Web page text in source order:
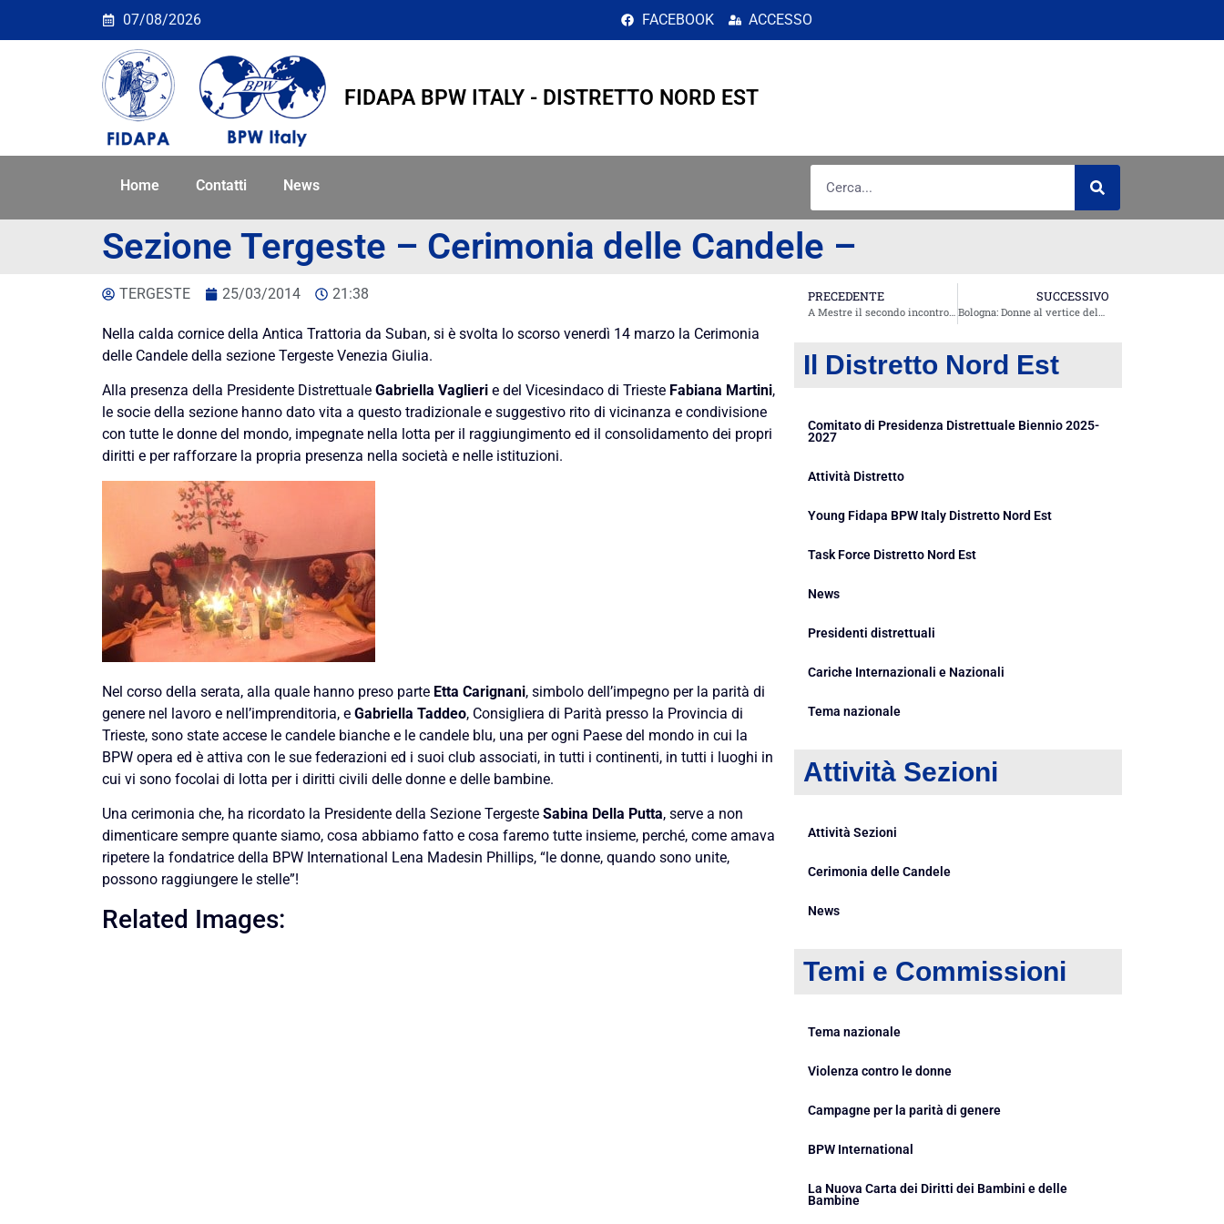
Sezione Tergeste – Cerimonia delle Candele –
07/08/2026 FACEBOOK ACCESSO
FIDAPA BPW ITALY - DISTRETTO NORD EST
Home Contatti News
Sezione Tergeste – Cerimonia delle Candele –
TERGESTE 25/03/2014 21:38
Nella calda cornice della Antica Trattoria da Suban, si è svolta lo scorso venerdì 14 marzo la Cerimonia
delle Candele della sezione Tergeste Venezia Giulia.
Alla presenza della Presidente Distrettuale Gabriella Vaglieri e del Vicesindaco di Trieste Fabiana Martini,
le socie della sezione hanno dato vita a questo tradizionale e suggestivo rito di vicinanza e condivisione
con tutte le donne del mondo, impegnate nella lotta per il raggiungimento ed il consolidamento dei propri
diritti e per rafforzare la propria presenza nella società e nelle istituzioni.
Nel corso della serata, alla quale hanno preso parte Etta Carignani, simbolo dell’impegno per la parità di
genere nel lavoro e nell’imprenditoria, e Gabriella Taddeo, Consigliera di Parità presso la Provincia di
Trieste, sono state accese le candele bianche e le candele blu, una per ogni Paese del mondo in cui la
BPW opera ed è attiva con le sue federazioni ed i suoi club associati, in tutti i continenti, in tutti i luoghi in
cui vi sono focolai di lotta per i diritti civili delle donne e delle bambine.
Una cerimonia che, ha ricordato la Presidente della Sezione Tergeste Sabina Della Putta, serve a non
dimenticare sempre quante siamo, cosa abbiamo fatto e cosa faremo tutte insieme, perché, come amava
ripetere la fondatrice della BPW International Lena Madesin Phillips, “le donne, quando sono unite,
possono raggiungere le stelle”!
Related Images:
PRECEDENTE
A Mestre il secondo incontro della Commissione distrettuale AMBIENTE e TURISMO
SUCCESSIVO
Il Distretto Nord Est
Comitato di Presidenza Distrettuale Biennio 2025-
2027
Attività Distretto
Young Fidapa BPW Italy Distretto Nord Est
Task Force Distretto Nord Est
News
Presidenti distrettuali
Cariche Internazionali e Nazionali
Tema nazionale
Attività Sezioni
Attività Sezioni
Cerimonia delle Candele
News
Temi e Commissioni
Tema nazionale
Violenza contro le donne
Campagne per la parità di genere
BPW International
La Nuova Carta dei Diritti dei Bambini e delle
Bambine